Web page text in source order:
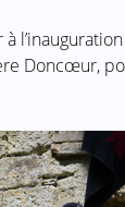
Doncœur,